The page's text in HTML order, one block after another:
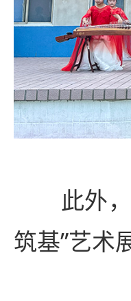
此外，
筑基”艺术